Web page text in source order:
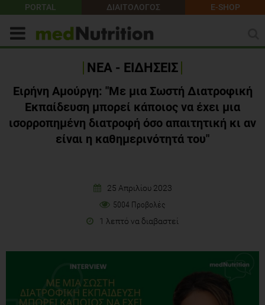
PORTAL ΔΙΑΙΤΟΛΟΓΟΣ E-SHOP
ΝΕΑ - ΕΙΔΗΣΕΙΣ
Ειρήνη Αμούργη: "Με μια Σωστή Διατροφική
Εκπαίδευση μπορεί κάποιος να έχει μια
ισορροπημένη διατροφή όσο απαιτητική κι αν
είναι η καθημερινότητά του"
25 Απριλίου 2023
5004 Προβολές
1 λεπτό να διαβαστεί